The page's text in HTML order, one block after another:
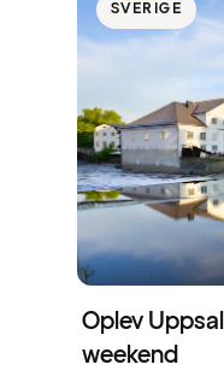
SVERIGE
Oplev
weekend